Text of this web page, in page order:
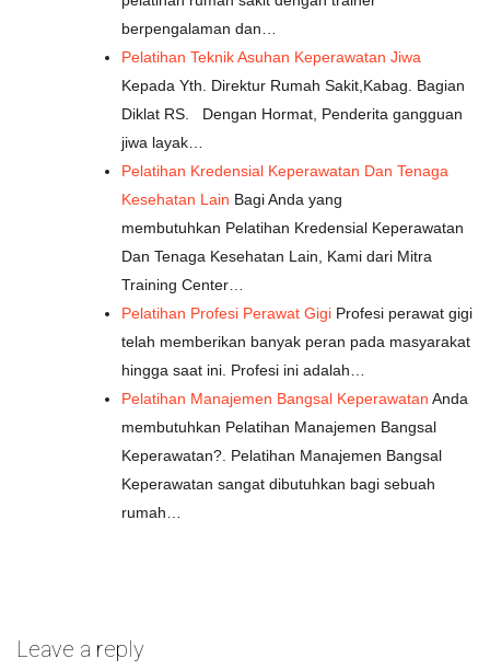
berpengalaman dan…
Pelatihan Teknik Asuhan Keperawatan Jiwa
Kepada Yth. Direktur Rumah Sakit,Kabag. Bagian
Diklat RS. Dengan Hormat, Penderita gangguan
jiwa layak…
Pelatihan Kredensial Keperawatan Dan Tenaga
Kesehatan Lain Bagi Anda yang
membutuhkan Pelatihan Kredensial Keperawatan
Dan Tenaga Kesehatan Lain, Kami dari Mitra
Training Center…
Pelatihan Profesi Perawat Gigi Profesi perawat gigi
telah memberikan banyak peran pada masyarakat
hingga saat ini. Profesi ini adalah…
Pelatihan Manajemen Bangsal Keperawatan Anda
membutuhkan Pelatihan Manajemen Bangsal
Keperawatan?. Pelatihan Manajemen Bangsal
Keperawatan sangat dibutuhkan bagi sebuah
rumah…
Leave a reply